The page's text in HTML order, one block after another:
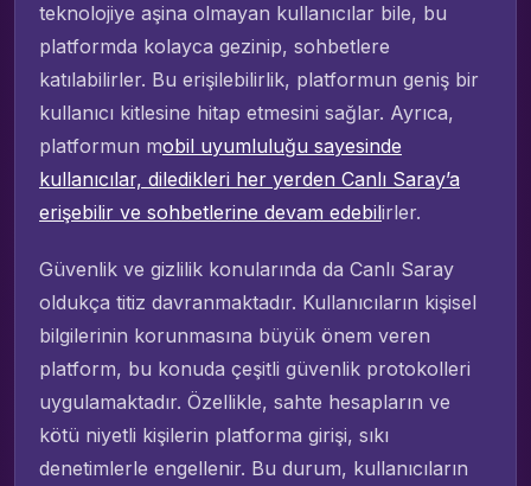
teknolojiye aşina olmayan kullanıcılar bile, bu
platformda kolayca gezinip, sohbetlere
katılabilirler. Bu erişilebilirlik, platformun geniş bir
kullanıcı kitlesine hitap etmesini sağlar. Ayrıca,
platformun mobil uyumluluğu sayesinde
kullanıcılar, diledikleri her yerden Canlı Saray’a
erişebilir ve sohbetlerine devam edebilirler.
Güvenlik ve gizlilik konularında da Canlı Saray
oldukça titiz davranmaktadır. Kullanıcıların kişisel
bilgilerinin korunmasına büyük önem veren
platform, bu konuda çeşitli güvenlik protokolleri
uygulamaktadır. Özellikle, sahte hesapların ve
kötü niyetli kişilerin platforma girişi, sıkı
denetimlerle engellenir. Bu durum, kullanıcıların